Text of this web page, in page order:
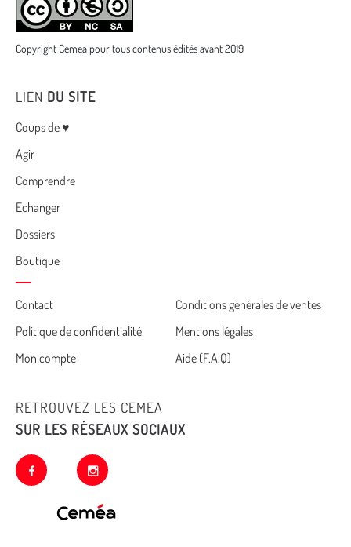
Copyright Cemea pour tous contenus édités avant 2019
LIEN DU SITE
Menu
Coups de ♥
Agir
Comprendre
Echanger
Dossiers
Boutique
Cemea
footer
Contact
Conditions générales de ventes
Politique de confidentialité
Mentions légales
Mon compte
Aide (F.A.Q)
RETROUVEZ LES CEMEA
SUR LES RÉSEAUX SOCIAUX
facebook instagram